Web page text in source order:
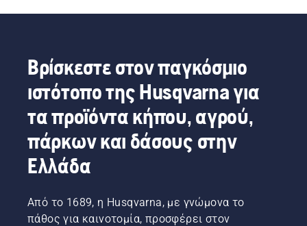
Βρίσκεστε στον παγκόσμιο
ιστότοπο της Husqvarna για
τα προϊόντα κήπου, αγρού,
πάρκων και δάσους στην
Ελλάδα
Από το 1689, η Husqvarna, με γνώμονα το
πάθος για καινοτομία, προσφέρει στον